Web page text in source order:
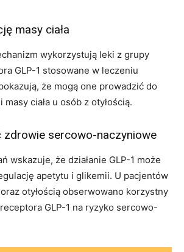
masy ciała
wykorzystują leki z grupy
GLP-1 stosowane w leczeniu
że mogą one prowadzić do
ciała u osób z otyłością.
zdrowie sercowo-naczyniowe
wskazuje, że działanie GLP-1 może
apetytu i glikemii. U pacjentów
otyłością obserwowano korzystny
GLP-1 na ryzyko sercowo-